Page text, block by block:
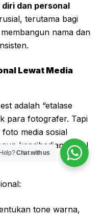
dan personal
terutama bagi
nama dan
Lewat Media
adalah “etalase
para fotografer. Tapi
media sosial
kepribadian visual
tone warna,
Chat with us